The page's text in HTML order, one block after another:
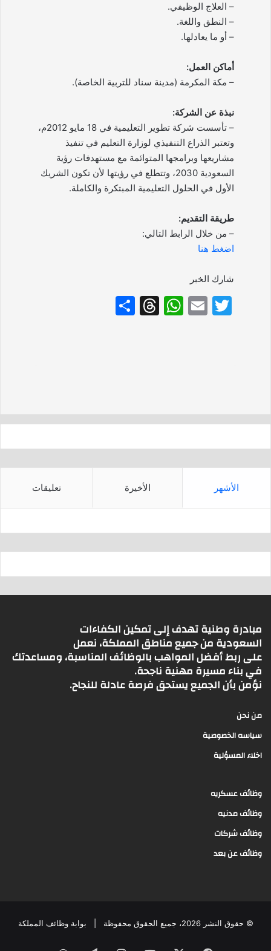
– العلاج الوظيفي.
– النطق واللغة.
– أو ما يعادلها.
أماكن العمل:
– مكة المكرمة (مدينة سناد للتربية الخاصة).
نبذة عن الشركة:
– تأسست شركة تطوير التعليمية في 18 مايو 2012م،
وتعتبر الذراع التنفيذي لوزارة التعليم في تنفيذ
مشاريعها وبرامجها المتوائمة مع مستهدفات رؤية
السعودية 2030، وتتطلع في رؤيتها لأن تكون الشريك
الأول في الحلول التعليمية المبتكرة والكاملة.
طريقة التقديم:
– من خلال الرابط التالي:
اضغط هنا
شارك الخبر
T
E
W
p
T
الأشهر الأخيرة تعليقات
مبادرة وطنية تهدف إلى تمكين الكفاءات
السعودية من جميع مناطق المملكة، نعمل
على ربط أفضل المواهب بالوظائف المناسبة، ومساعدتك
في بناء مسيرة مهنية ناجحة.
نؤمن بأن الجميع يستحق فرصة عادلة للنجاح.
من نحن
سياسه الخصوصية
اخلاء المسؤلية
وظائف عسكريه
وظائف مدنيه
وظائف شركات
وظائف عن بعد
© حقوق النشر 2026، جميع الحقوق محفوظة | بوابة وظائف المملكة